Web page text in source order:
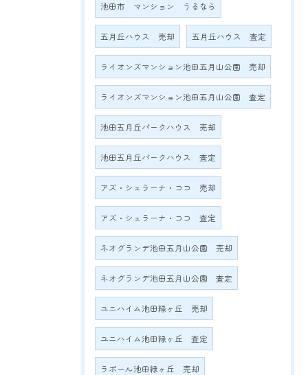
池田市 マンション うるなら
五月丘ハウス 売却 五月丘ハウス 査定
ライオンズマンション池田五月山公園 売却
ライオンズマンション池田五月山公園 査定
池田五月丘パークハウス 売却
池田五月丘パークハウス 査定
アズ・シェラーナ・ココ 売却
アズ・シェラーナ・ココ 査定
ネオグランデ池田五月山公園 売却
ネオグランデ池田五月山公園 査定
ユニハイム池田緑ヶ丘 売却
ユニハイム池田緑ヶ丘 査定
ラポール池田緑ヶ丘 売却